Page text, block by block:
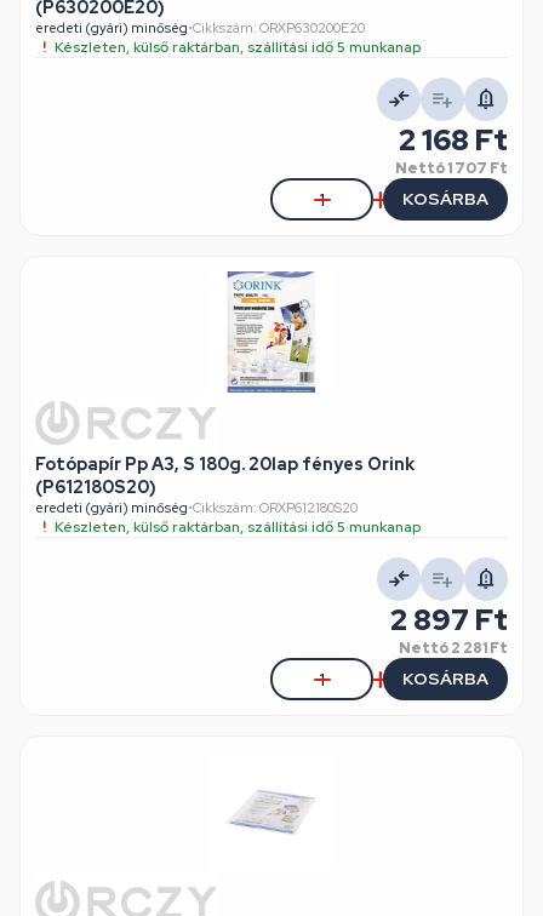
(P630200E20)
eredeti (gyári) minőség•Cikkszám: ORXP630200E20
Készleten, külső raktárban, szállítási idő 5 munkanap
2 168 Ft
Nettó1 707 Ft
KOSÁRBA
Fotópapír Pp A3, S 180g. 20lap fényes Orink
(P612180S20)
eredeti (gyári) minőség•Cikkszám: ORXP612180S20
Készleten, külső raktárban, szállítási idő 5 munkanap
2 897 Ft
Nettó2 281 Ft
KOSÁRBA